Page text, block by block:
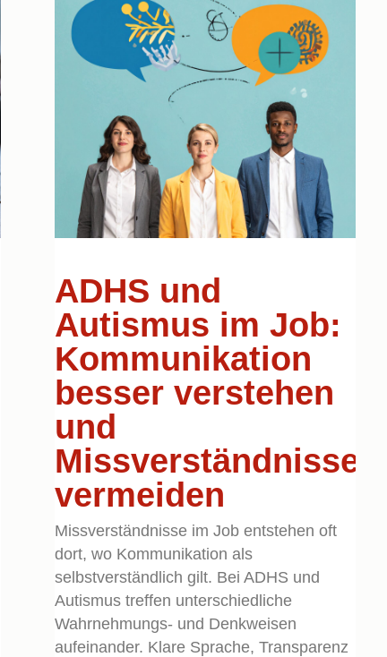
ADHS und
Autismus im Job:
Kommunikation
besser verstehen
und
Missverständnisse
vermeiden
Missverständnisse im Job entstehen oft
dort, wo Kommunikation als
selbstverständlich gilt. Bei ADHS und
Autismus treffen unterschiedliche
Wahrnehmungs- und Denkweisen
aufeinander. Klare Sprache, Transparenz